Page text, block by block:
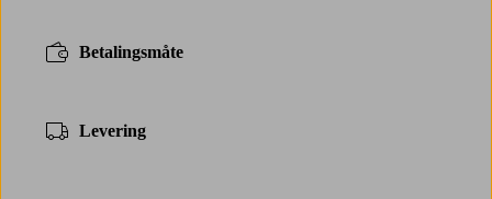
Betalingsmåte
Levering